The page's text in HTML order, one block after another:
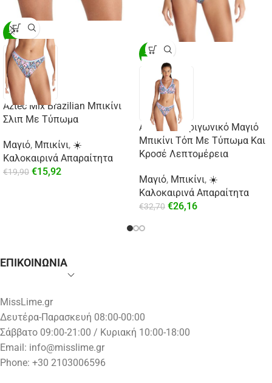
-20%
Aztec Mix Brazilian Μπικίνι
Σλιπ Με Τύπωμα
Μαγιό, Μπικίνι, ☀️
Καλοκαιρινά Απαραίτητα
€19,90 €15,92
-20%
Aztec Mix Τριγωνικό Μαγιό
Μπικίνι Τόπ Με Τύπωμα Και
Κροσέ Λεπτομέρεια
Μαγιό, Μπικίνι, ☀️
Καλοκαιρινά Απαραίτητα
€32,70 €26,16
ΕΠΙΚΟΙΝΩΝΙΑ
MissLime.gr
Δευτέρα-Παρασκευή 08:00-00:00
Σάββατο 09:00-21:00 / Κυριακή 10:00-18:00
Email: info@misslime.gr
Phone: +30 2103006596